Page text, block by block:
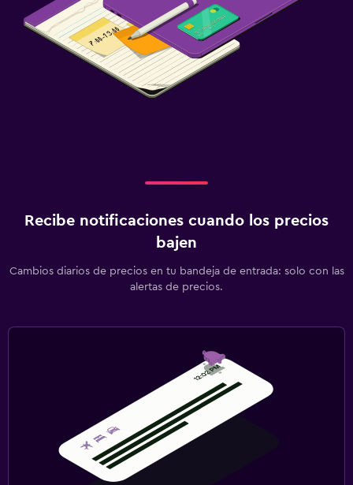
Recibe notificaciones cuando los precios
bajen
Cambios diarios de precios en tu bandeja de entrada: solo con las
alertas de precios.